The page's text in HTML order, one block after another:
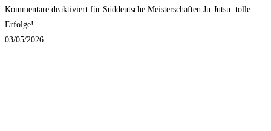
Kommentare deaktiviert für Süddeutsche Meisterschaften Ju-Jutsu: tolle
Erfolge!
03/05/2026